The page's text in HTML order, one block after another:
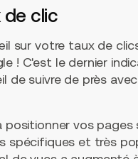
de clic
sur votre taux de
! C'est le dernier
de suivre de près
positionner vos pages
spécifiques et très